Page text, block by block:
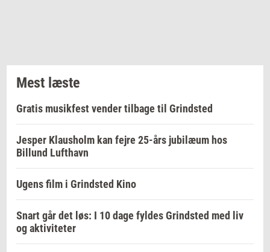
Mest læste
Gratis musikfest vender tilbage til Grindsted
Jesper Klausholm kan fejre 25-års jubilæum hos
Billund Lufthavn
Ugens film i Grindsted Kino
Snart går det løs: I 10 dage fyldes Grindsted med liv
og aktiviteter